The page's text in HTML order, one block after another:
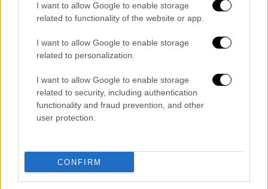
I want to allow Google to enable storage
related to functionality of the website or app.
I want to allow Google to enable storage
related to personalization.
I want to allow Google to enable storage
related to security, including authentication
functionality and fraud prevention, and other
user protection.
CONFIRM
Σπύρος Μπεσδέκης – Μπάσο
Στρατής – Άγγελος Σούντρης – Τύμπανα
Χρήστος Καλαϊτζόπουλος – Ακορντεόν ,
τραγούδι
Στα πνευστά οι:
Νίκος «Tattoo» Βλάχος – Τρομπέτα ,
φωνή
Παναγιώτης Καπετανάκης – Τρομπέτα
Ηχολήπτες: Θανάσης Ταμπάκης, Γιώργος